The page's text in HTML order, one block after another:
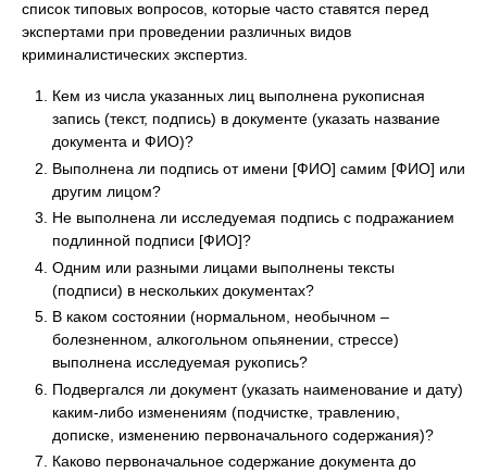
список типовых вопросов, которые часто ставятся перед
экспертами при проведении различных видов
криминалистических экспертиз.
Кем из числа указанных лиц выполнена рукописная
запись (текст, подпись) в документе (указать название
документа и ФИО)?
Выполнена ли подпись от имени [ФИО] самим [ФИО] или
другим лицом?
Не выполнена ли исследуемая подпись с подражанием
подлинной подписи [ФИО]?
Одним или разными лицами выполнены тексты
(подписи) в нескольких документах?
В каком состоянии (нормальном, необычном –
болезненном, алкогольном опьянении, стрессе)
выполнена исследуемая рукопись?
Подвергался ли документ (указать наименование и дату)
каким-либо изменениям (подчистке, травлению,
дописке, изменению первоначального содержания)?
Каково первоначальное содержание документа до